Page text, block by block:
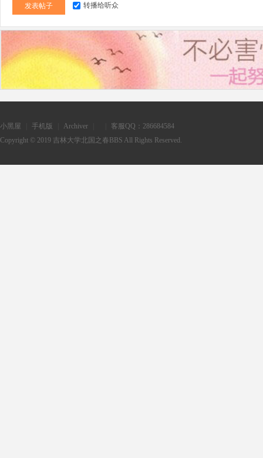
发表帖子 转播给听众
小黑屋 手机版 Archiver
客服QQ：286684584
Copyright © 2019 吉林大学北国之春BBS All Rights Reserved.